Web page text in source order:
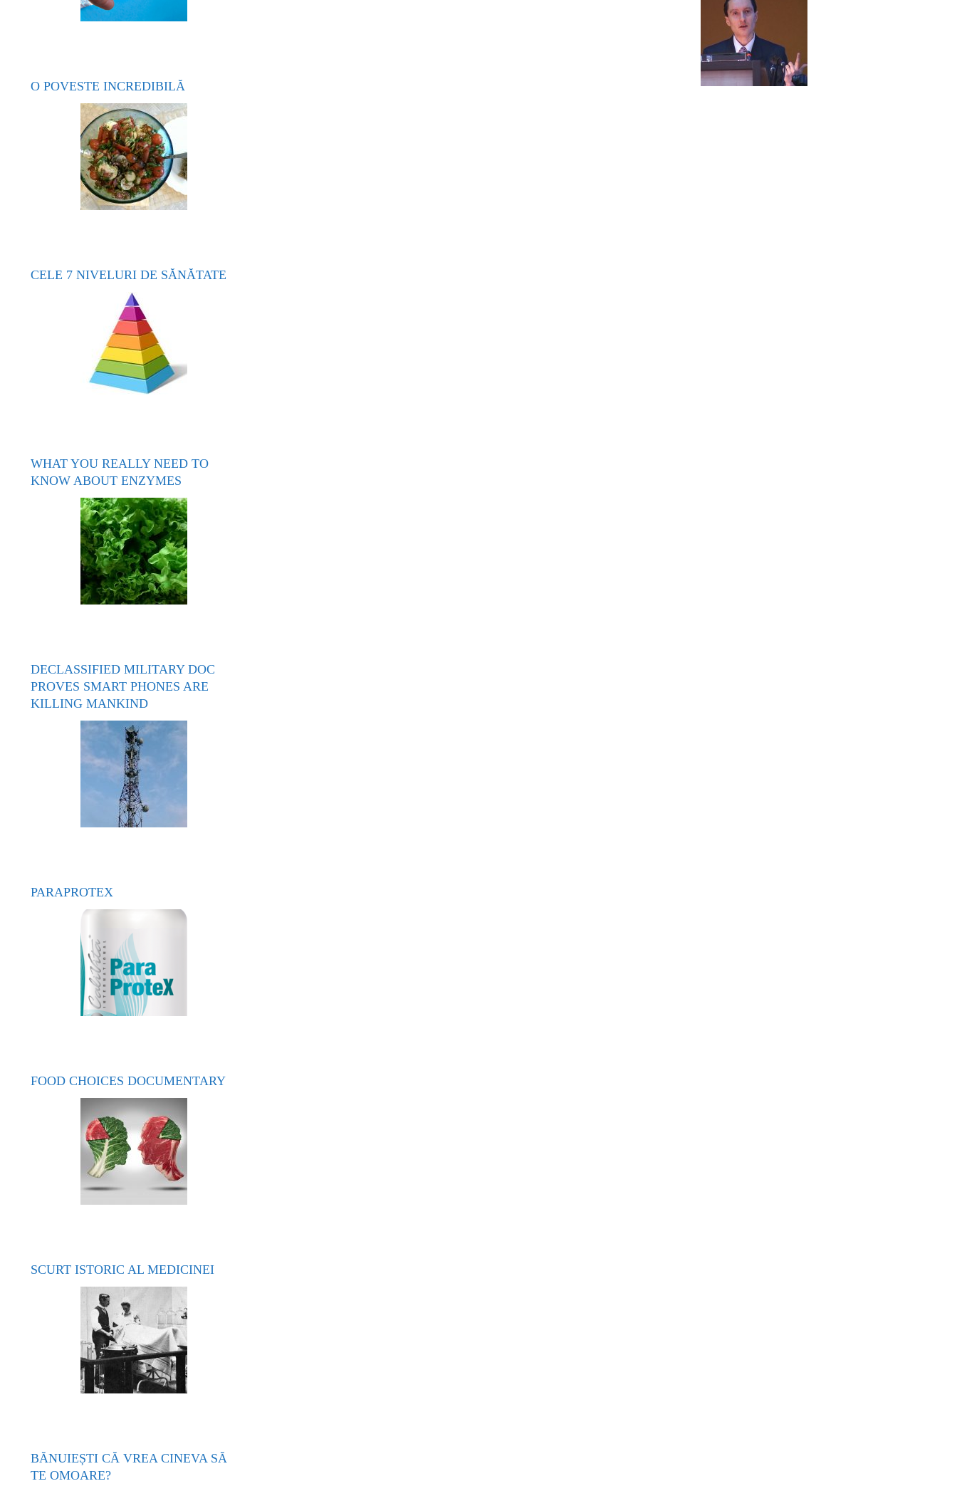
O POVESTE INCREDIBILĂ
CELE 7 NIVELURI DE SĂNĂTATE
WHAT YOU REALLY NEED TO
KNOW ABOUT ENZYMES
DECLASSIFIED MILITARY DOC
PROVES SMART PHONES ARE
KILLING MANKIND
PARAPROTEX
FOOD CHOICES DOCUMENTARY
SCURT ISTORIC AL MEDICINEI
BĂNUIEȘTI CĂ VREA CINEVA SĂ
TE OMOARE?